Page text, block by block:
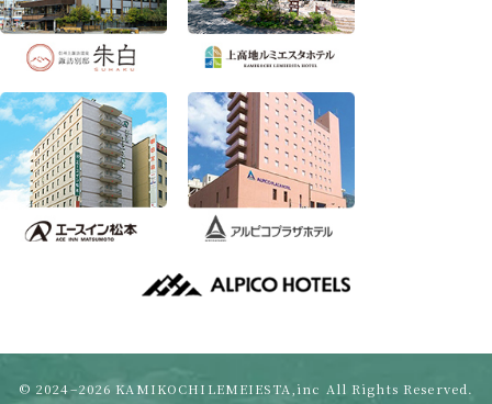
© 2024–2026 KAMIKOCHILEMEIESTA,inc All Rights Reserved.